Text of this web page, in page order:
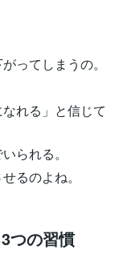
ってしまうの。
れる」と信じて
られる。
るのよね。
つの習慣